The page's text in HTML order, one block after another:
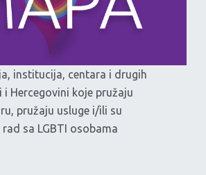
institucija, centara i drugih
i Hercegovini koje pružaju
pružaju usluge i/ili su
sa LGBTI osobama